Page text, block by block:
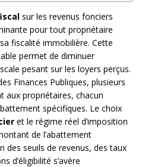
sur les revenus fonciers
pour tout propriétaire
fiscalité immobilière. Cette
permet de diminuer
pesant sur les loyers perçus.
Finances Publiques, plusieurs
aux propriétaires, chacun
spécifiques. Le choix
et le régime réel d’imposition
de l’abattement
des seuils de revenus, des taux
d’éligibilité s’avère